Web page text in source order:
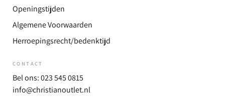
Openingstijden
Algemene Voorwaarden
Herroepingsrecht/bedenktijd
CONTACT
Bel ons: 023 545 0815
info@christianoutlet.nl